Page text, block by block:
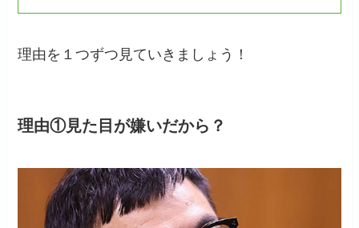
理由を１つずつ見ていきましょう！
理由①見た目が嫌いだから？